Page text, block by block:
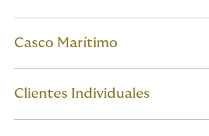
Casco Marítimo
Clientes Individuales